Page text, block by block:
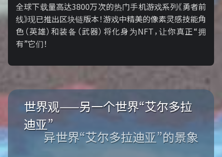
全球下载量高达3800万次的热门手机游戏系列《勇者前
线》现已推出区块链版本！游戏中精美的像素灵感技能角
色（英雄）和装备（武器）将化身为NFT，让你真正“拥
有”它们！
世界观——另一个世界“艾尔多拉
迪亚”
异世界“艾尔多拉迪亚”的景象